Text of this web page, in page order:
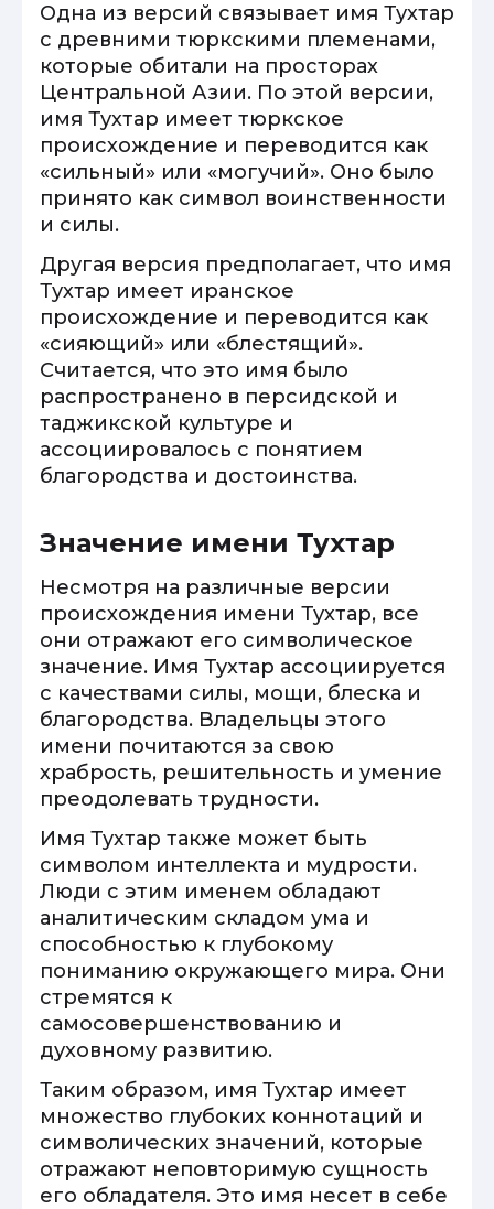
Одна из версий связывает имя Тухтар
с древними тюркскими племенами,
которые обитали на просторах
Центральной Азии. По этой версии,
имя Тухтар имеет тюркское
происхождение и переводится как
«сильный» или «могучий». Оно было
принято как символ воинственности
и силы.
Другая версия предполагает, что имя
Тухтар имеет иранское
происхождение и переводится как
«сияющий» или «блестящий».
Считается, что это имя было
распространено в персидской и
таджикской культуре и
ассоциировалось с понятием
благородства и достоинства.
Значение имени Тухтар
Несмотря на различные версии
происхождения имени Тухтар, все
они отражают его символическое
значение. Имя Тухтар ассоциируется
с качествами силы, мощи, блеска и
благородства. Владельцы этого
имени почитаются за свою
храбрость, решительность и умение
преодолевать трудности.
Имя Тухтар также может быть
символом интеллекта и мудрости.
Люди с этим именем обладают
аналитическим складом ума и
способностью к глубокому
пониманию окружающего мира. Они
стремятся к
самосовершенствованию и
духовному развитию.
Таким образом, имя Тухтар имеет
множество глубоких коннотаций и
символических значений, которые
отражают неповторимую сущность
его обладателя. Это имя несет в себе